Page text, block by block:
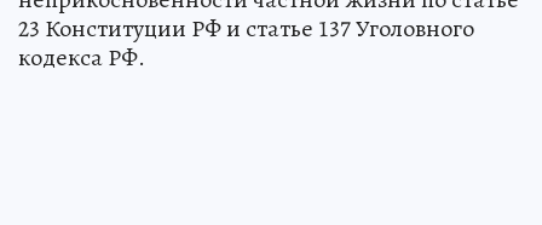
23 Конституции РФ и статье 137 Уголовного
кодекса РФ.